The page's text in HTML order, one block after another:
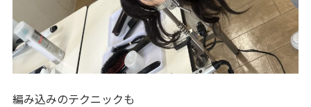
編み込みのテクニックも